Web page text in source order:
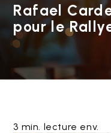
Rafael
pour le
3 min. lecture env.